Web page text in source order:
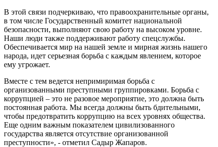
В этой связи подчеркиваю, что правоохранительные органы,
в том числе Государственный комитет национальной
безопасности, выполняют свою работу на высоком уровне.
Наши люди также поддерживают работу спецслужбы.
Обеспечивается мир на нашей земле и мирная жизнь нашего
народа, идет серьезная борьба с каждым явлением, которое
ему угрожает.
Вместе с тем ведется непримиримая борьба с
организованными преступными группировками. Борьба с
коррупцией – это не разовое мероприятие, это должна быть
постоянная работа. Мы всегда должны быть бдительными,
чтобы предотвратить коррупцию на всех уровнях общества.
Еще одним важным показателем цивилизованного
государства является отсутствие организованной
преступности», - отметил Садыр Жапаров.